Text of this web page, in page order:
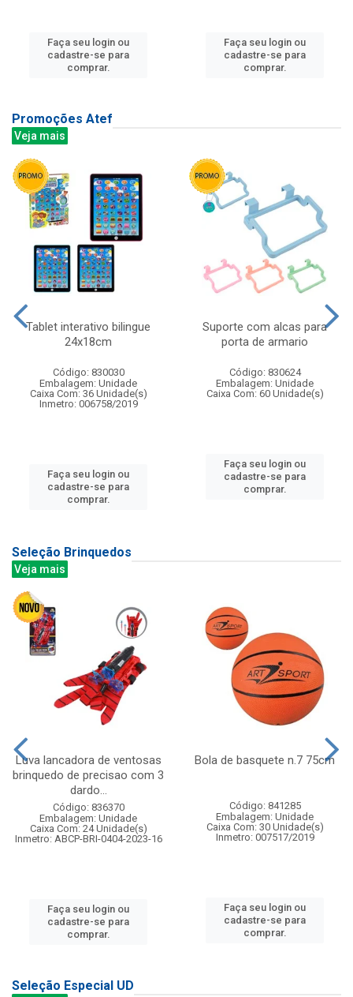
Faça seu login ou
cadastre-se para
comprar.
Faça seu login ou
cadastre-se para
comprar.
Promoções Atef
Veja mais
Tablet interativo bilingue
24x18cm
Código: 830030
Embalagem: Unidade
Caixa Com: 36 Unidade(s)
Inmetro: 006758/2019
Faça seu login ou
cadastre-se para
comprar.
Suporte com alcas para
porta de armario
Código: 830624
Embalagem: Unidade
Caixa Com: 60 Unidade(s)
Faça seu login ou
cadastre-se para
comprar.
Seleção Brinquedos
Veja mais
Luva lancadora de ventosas
brinquedo de precisao com 3
dardo...
Código: 836370
Embalagem: Unidade
Caixa Com: 24 Unidade(s)
Inmetro: ABCP-BRI-0404-2023-16
Faça seu login ou
cadastre-se para
comprar.
Bola de basquete n.7 75cm
Código: 841285
Embalagem: Unidade
Caixa Com: 30 Unidade(s)
Inmetro: 007517/2019
Faça seu login ou
cadastre-se para
comprar.
Seleção Especial UD